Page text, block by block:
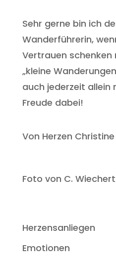
Sehr gerne bin ich
Wanderführerin,
Vertrauen
„kleine
auch jederzeit allein
Freude dabei!
Von Herzen Christine
Foto von C. Wiechert
Herzensanliegen
Emotionen